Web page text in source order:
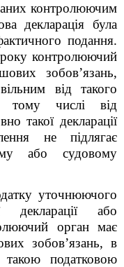
контролюючим
декларація була
подання.
контролюючий
зобов’язань,
від такого
тому числі від
такої декларації
не підлягає
або судовому
уточнюючого
декларації або
орган має
зобов’язань, в
податковою